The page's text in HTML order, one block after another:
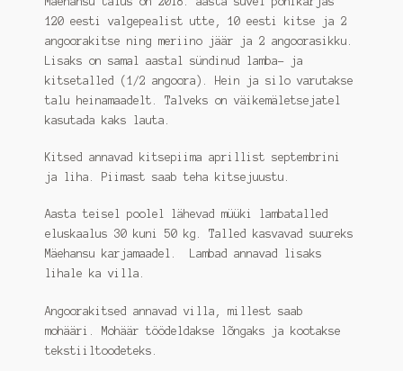
Lambaliha
Kassa
Metsamajanduskavad
120 eesti valgepealist utte, 10 eesti kitse ja 2
angoorakitse ning meriino jäär ja 2 angoorasikku.
Lisaks on samal aastal sündinud lamba- ja
kitsetalled (1/2 angoora). Hein ja silo varutakse
talu heinamaadelt. Talveks on väikemäletsejatel
kasutada kaks lauta.
Kitsed annavad kitsepiima aprillist septembrini
ja liha. Piimast saab teha kitsejuustu.
Aasta teisel poolel lähevad müüki lambatalled
eluskaalus 30 kuni 50 kg. Talled kasvavad suureks
Mäehansu karjamaadel. Lambad annavad lisaks
lihale ka villa.
Angoorakitsed annavad villa, millest saab
mohääri. Mohäär töödeldakse lõngaks ja kootakse
tekstiiltoodeteks.